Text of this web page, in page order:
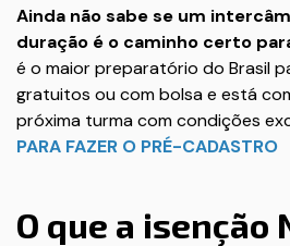
Ainda não sabe se um
duração é o caminho certo
é o maior preparatório do Brasil
gratuitos ou com bolsa e está
próxima turma com condições
PARA FAZER O PRÉ-CADASTRO
O que a isenção